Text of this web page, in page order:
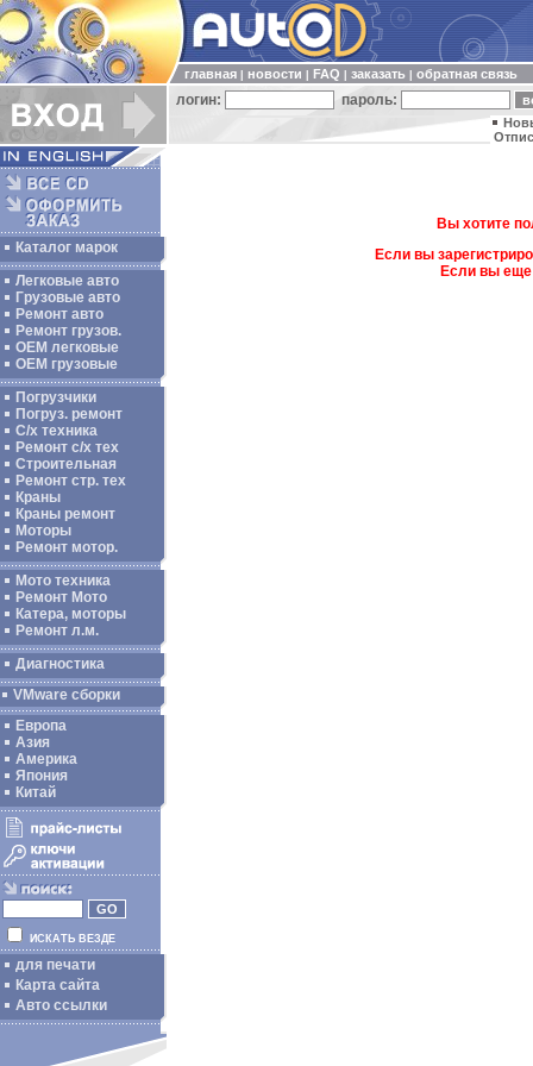
главная новости FAQ заказать обратная связь
логин: пароль:
Каталог марок
Легковые авто
Грузовые авто
Ремонт авто
Ремонт грузов.
ОЕМ легковые
OEM грузовые
Погрузчики
Погруз. ремонт
С/х техника
Ремонт с/х тех
Строительная
Ремонт стр. тех
Краны
Краны ремонт
Моторы
Ремонт мотор.
Мото техника
Ремонт Мото
Катера, моторы
Ремонт л.м.
Диагностика
VMware сборки
Европа
Азия
Америка
Япония
Китай
ИСКАТЬ ВЕЗДЕ
для печати
Карта сайта
Авто ссылки
Вы хотите
Если вы
Если вы еще